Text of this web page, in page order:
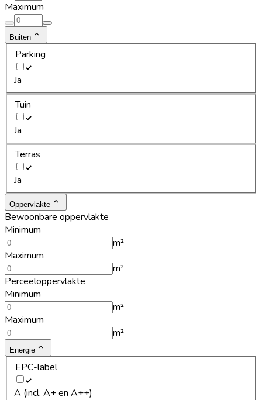
Maximum
Buiten
Parking
Ja
Tuin
Ja
Terras
Ja
Oppervlakte
Bewoonbare oppervlakte
Minimum
m²
Maximum
m²
Perceeloppervlakte
Minimum
m²
Maximum
m²
Energie
EPC-label
A (incl. A+ en A++)